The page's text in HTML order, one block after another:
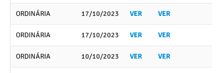
ORDINÁRIA 17/10/2023 VER VER
ORDINÁRIA 17/10/2023 VER VER
ORDINÁRIA 10/10/2023 VER VER